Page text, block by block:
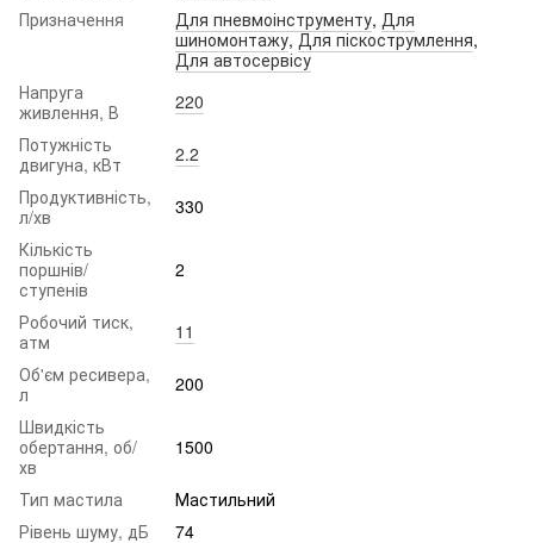
Призначення
Для пневмоінструменту, Для
шиномонтажу,Для піскострумлення,
Для автосервісу
Напруга
живлення, В
220
Потужність
двигуна, кВт
2.2
Продуктивність,
л/хв
330
Кількість
поршнів/
ступенів
2
Робочий тиск,
атм
11
Об'єм ресивера,
л
200
Швидкість
обертання, об/
хв
1500
Тип мастила
Мастильний
Рівень шуму, дБ
74